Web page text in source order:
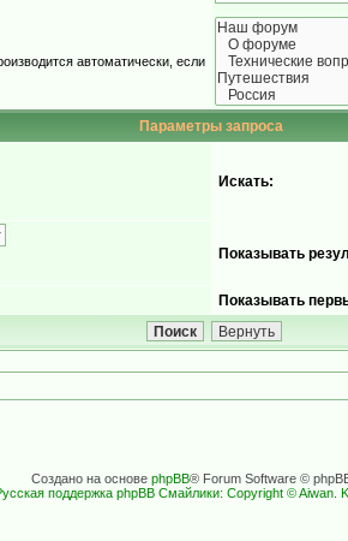
автоматически, если
Параметры запроса
Искать:
Показывать
Показывать
Создано на основе phpBB® Forum Software ©
поддержка phpBB Смайлики: Copyright © Aiwan.